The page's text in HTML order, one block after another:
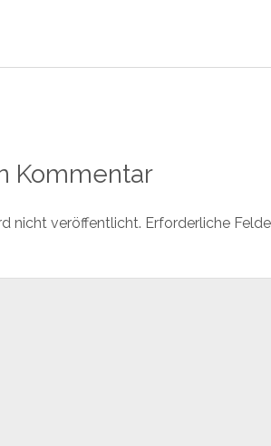
Kommentar
nicht veröffentlicht. Erforderliche